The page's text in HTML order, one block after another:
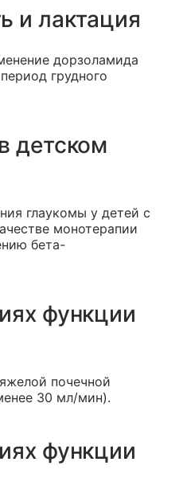
и лактация
дорзоламида
грудного
детском
глаукомы у детей с
монотерапии
бета-
функции
почечной
30 мл/мин).
функции